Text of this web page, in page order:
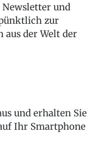
und
zur
aus der Welt der
und erhalten Sie
Ihr Smartphone